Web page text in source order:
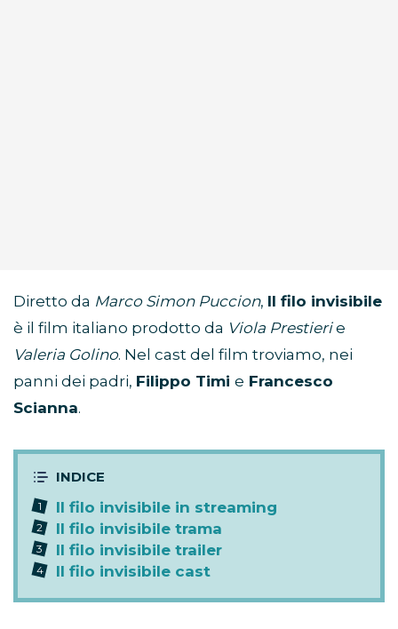
Diretto da Marco Simon Puccion, Il filo invisibile
è il film italiano prodotto da Viola Prestierie
Valeria Golino. Nel cast del film troviamo, nei
panni dei padri, Filippo Timi e Francesco
Scianna.
Il filo invisibile in streaming
Il filo invisibile trama
Il filo invisibile trailer
Il filo invisibile cast